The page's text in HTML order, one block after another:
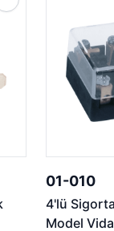
01-010
4'lü
Model